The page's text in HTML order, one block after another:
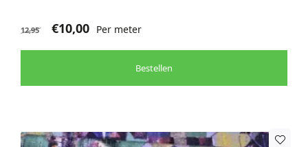
12,95 €10,00 Per meter
Bestellen